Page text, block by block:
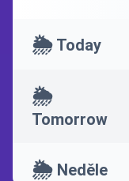
🌦️ Today
🌦️
Tomorrow
🌦️ Neděle